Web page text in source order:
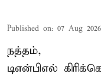
Published on: 07 Aug
நத்தம்,
டிஎன்பிஎல்